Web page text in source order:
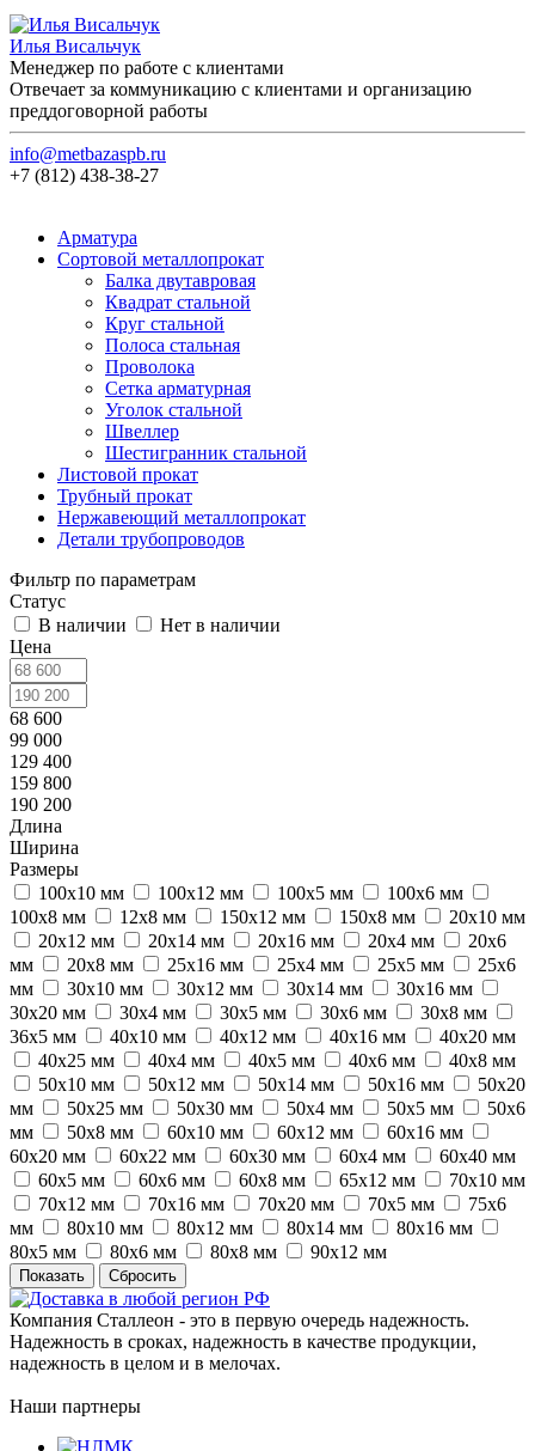
Илья Висальчук
Менеджер по работе с клиентами
Отвечает за коммуникацию с клиентами и организацию
преддоговорной работы
info@metbazaspb.ru
+7 (812) 438-38-27
Арматура
Сортовой металлопрокат
Балка двутавровая
Квадрат стальной
Круг стальной
Полоса стальная
Проволока
Сетка арматурная
Уголок стальной
Швеллер
Шестигранник стальной
Листовой прокат
Трубный прокат
Нержавеющий металлопрокат
Детали трубопроводов
Фильтр по параметрам
Статус
В наличии
Нет в наличии
Цена
68 600
99 000
129 400
159 800
190 200
Длина
Ширина
Размеры
100х10 мм
100х12 мм 100х5 мм
100х6 мм
100х8 мм
12х8 мм 150х12 мм 150х8 мм
20х10 мм
20х12 мм
20х14 мм 20х16 мм 20х4 мм
20х6
мм
20х8 мм 25х16 мм 25х4 мм 25х5 мм
25х6
мм
30х10 мм 30х12 мм 30х14 мм
30х16 мм
30х20 мм
30х4 мм 30х5 мм 30х6 мм
30х8 мм
36х5 мм
40х10 мм 40х12 мм 40х16 мм
40х20 мм
40х25 мм
40х4 мм 40х5 мм 40х6 мм
40х8 мм
50х10 мм
50х12 мм 50х14 мм 50х16 мм
50х20
мм
50х25 мм 50х30 мм 50х4 мм 50х5 мм
50х6
мм
50х8 мм 60х10 мм 60х12 мм
60х16 мм
60х20 мм
60х22 мм 60х30 мм 60х4 мм
60х40 мм
60х5 мм
60х6 мм 60х8 мм 65х12 мм
70х10 мм
70х12 мм
70х16 мм 70х20 мм 70х5 мм
75х6
мм
80х10 мм 80х12 мм 80х14 мм
80х16 мм
80х5 мм
80х6 мм 80х8 мм 90х12 мм
Сбросить
Компания Сталлеон - это в первую очередь надежность.
Надежность в сроках, надежность в качестве продукции,
надежность в целом и в мелочах.
Наши партнеры